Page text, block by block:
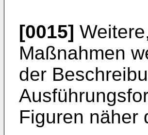
[0015]
Maßnahmen
der
Figuren näher